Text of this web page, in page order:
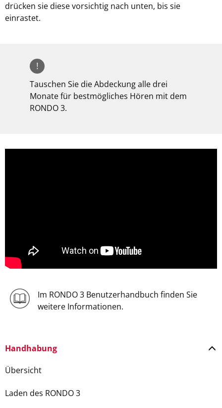
drücken sie diese vorsichtig nach unten, bis sie
einrastet.
!
Tauschen Sie die Abdeckung alle drei
Monate für bestmögliches Hören mit dem
RONDO 3.
Im RONDO 3 Benutzerhandbuch finden Sie
weitere Informationen.
Handhabung
Übersicht
Laden des RONDO 3